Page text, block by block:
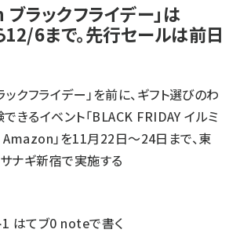
ラックフライデー」は
6まで。先行セールは前日
クフライデー」を前に、ギフト選びのわ
きるイベント「BLACK FRIDAY イルミ
」を11月22日～24日まで、東
ナギ新宿で実施する
1 はてブ0 noteで書く